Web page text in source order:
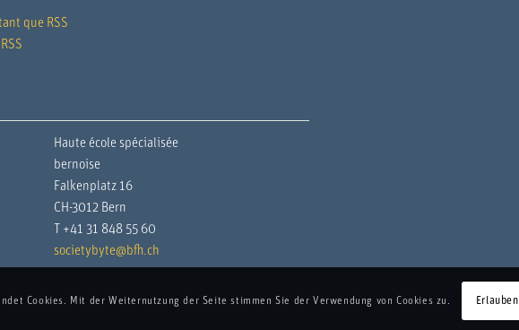
que RSS
Haute école spécialisée
bernoise
Falkenplatz 16
CH-3012 Bern
T +41 31 848 55 60
societybyte@bfh.ch
Cookies. Mit der Weiternutzung der Seite stimmen Sie der Verwendung von Cookies zu. Erlauben